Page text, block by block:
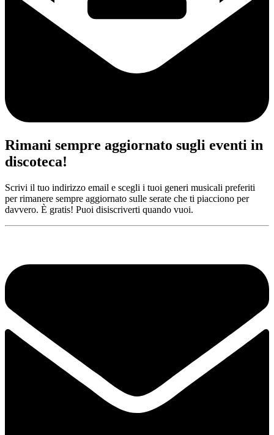
Rimani sempre aggiornato sugli eventi in
discoteca!
Scrivi il tuo indirizzo email e scegli i tuoi generi musicali preferiti
per rimanere sempre aggiornato sulle serate che ti piacciono per
davvero. È gratis! Puoi disiscriverti quando vuoi.